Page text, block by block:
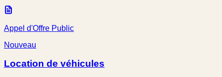
Appel d'Offre Public
Nouveau
Location de véhicules